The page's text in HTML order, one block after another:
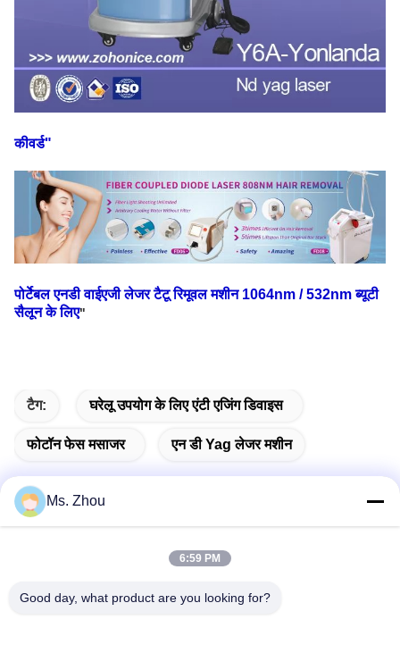
कीवर्ड"
पोर्टेबल एनडी वाईएजी लेजर टैटू रिमूवल मशीन 1064nm / 532nm ब्यूटी
सैलून के लिए"
टैग: घरेलू उपयोग के लिए एंटी एजिंग डिवाइस
फोटॉन फेस मसाजर एन डी Yag लेजर मशीन
पता
Ms. Zhou
6:59 PM
Good day, what product are you looking for?